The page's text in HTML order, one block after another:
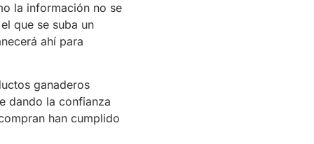
la información no se
que se suba un
ahí para
ganaderos
dando la confianza
han cumplido